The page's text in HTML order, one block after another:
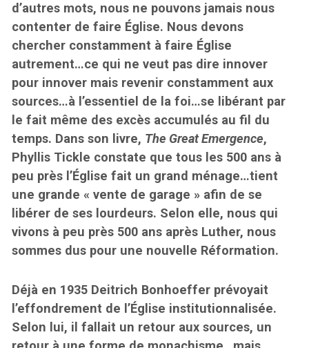
d’autres mots, nous ne pouvons jamais nous
contenter de faire Église. Nous devons
chercher constamment à faire Église
autrement…ce qui ne veut pas dire innover
pour innover mais revenir constamment aux
sources…à l’essentiel de la foi…se libérant par
le fait même des excès accumulés au fil du
temps. Dans son livre, The Great Emergence,
Phyllis Tickle constate que tous les 500 ans à
peu près l’Église fait un grand ménage…tient
une grande « vente de garage » afin de se
libérer de ses lourdeurs. Selon elle, nous qui
vivons à peu près 500 ans après Luther, nous
sommes dus pour une nouvelle Réformation.
Déjà en 1935 Deitrich Bonhoeffer prévoyait
l’effondrement de l’Église institutionnalisée.
Selon lui, il fallait un retour aux sources, un